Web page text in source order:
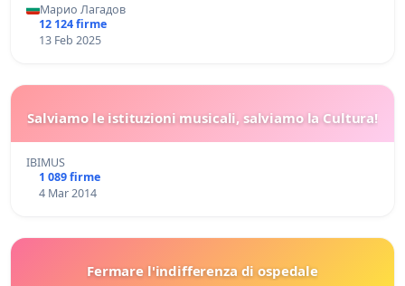
Марио Лагадов
12 124 firme
13 Feb 2025
Salviamo le istituzioni musicali, salviamo la Cultura!
IBIMUS
1 089 firme
4 Mar 2014
Fermare l'indifferenza di ospedale